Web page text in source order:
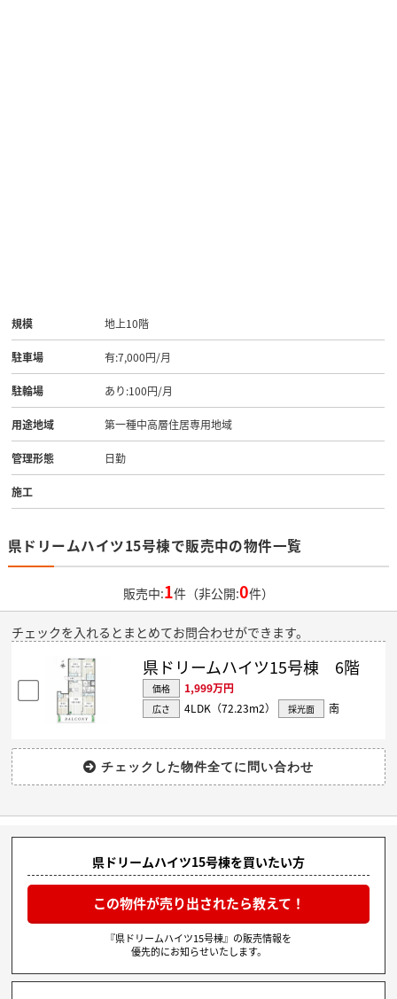
規模 地上10階
駐車場 有:7,000円/月
駐輪場 あり:100円/月
用途地域 第一種中高層住居専用地域
管理形態 日勤
施工
県ドリームハイツ15号棟で販売中の物件一覧
販売中:1件（非公開:0件）
チェックを入れるとまとめてお問合わせができます。
県ドリームハイツ15号棟 6階
価格 1,999万円
広さ 4LDK（72.23m2） 採光面 南
県ドリームハイツ15号棟を買いたい方
この物件が売り出されたら教えて！
『県ドリームハイツ15号棟』の販売情報を
優先的にお知らせいたします。